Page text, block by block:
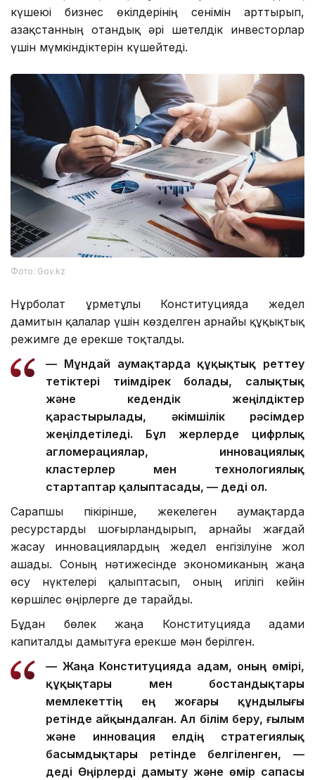
күшеюі бизнес өкілдерінің сенімін арттырып,
Қазақстанның отандық әрі шетелдік инвесторлар
үшін мүмкіндіктерін күшейтеді.
Фото: Gov.kz
Нұрболат Құрметұлы Конституцияда жедел
дамитын қалалар үшін көзделген арнайы құқықтық
режимге де ерекше тоқталды.
— Мұндай аумақтарда құқықтық реттеу
тетіктері тиімдірек болады, салықтық
және кедендік жеңілдіктер
қарастырылады, әкімшілік рәсімдер
жеңілдетіледі. Бұл жерлерде цифрлық
агломерациялар, инновациялық
кластерлер мен технологиялық
стартаптар қалыптасады, — деді ол.
Сарапшы пікірінше, жекелеген аумақтарда
ресурстарды шоғырландырып, арнайы жағдай
жасау инновациялардың жедел енгізілуіне жол
ашады. Соның нәтижесінде экономиканың жаңа
өсу нүктелері қалыптасып, оның игілігі кейін
көршілес өңірлерге де тарайды.
Бұдан бөлек жаңа Конституцияда адами
капиталды дамытуға ерекше мән берілген.
— Жаңа Конституцияда адам, оның өмірі,
құқықтары мен бостандықтары
мемлекеттің ең жоғары құндылығы
ретінде айқындалған. Ал білім беру, ғылым
және инновация елдің стратегиялық
басымдықтары ретінде белгіленген, —
деді Өңірлерді дамыту және өмір сапасы